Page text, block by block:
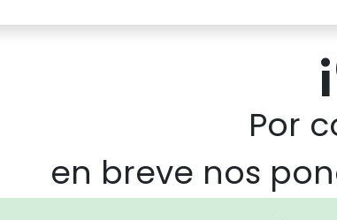
Por
en breve nos